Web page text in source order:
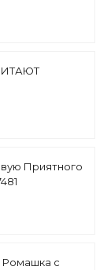
Приятного
Ромашка с